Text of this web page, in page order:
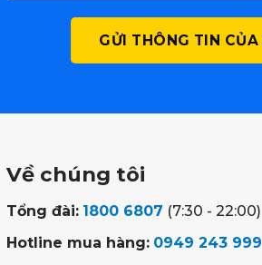
Về chúng tôi
Tổng đài: 1800 6807 (7:30 - 22:00)
Hotline mua hàng: 0949 243 999